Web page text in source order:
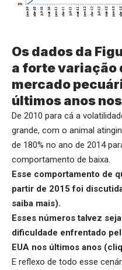
Os dados da
a forte variação
mercado
últimos anos
De 2010 para cá a
grande, com o animal
de 180% no ano de 2014
comportamento de baixa.
Esse comportamento de
partir de 2015 foi
saiba mais).
Esses números talvez
dificuldade enfrentado
EUA nos últimos anos (
E reflexo de todo esse